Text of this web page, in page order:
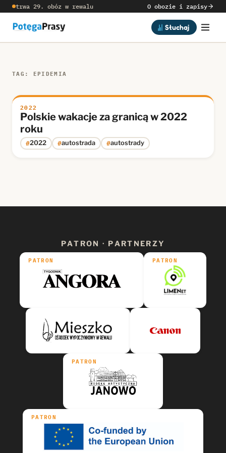
trwa 29. obóz w rewalu O obozie i zapisy
Słuchaj
TAG: EPIDEMIA
2022
Polskie wakacje za granicą w 2022
roku
#2022 #autostrada #autostrady
PATRON · PARTNERZY
PATRON PATRON
PATRON
PATRON